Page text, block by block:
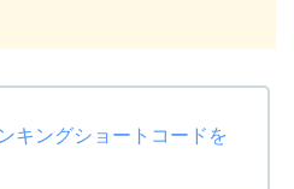
キングショートコードを